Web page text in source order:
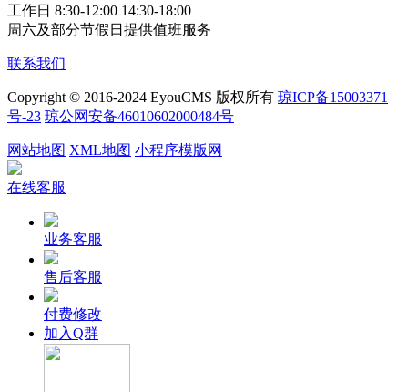
工作日 8:30-12:00 14:30-18:00
周六及部分节假日提供值班服务
联系我们
Copyright © 2016-2024 EyouCMS 版权所有 琼ICP备15003371
号-23 琼公网安备46010602000484号
网站地图 XML地图 小程序模版网
在线客服
业务客服
售后客服
付费修改
加入Q群